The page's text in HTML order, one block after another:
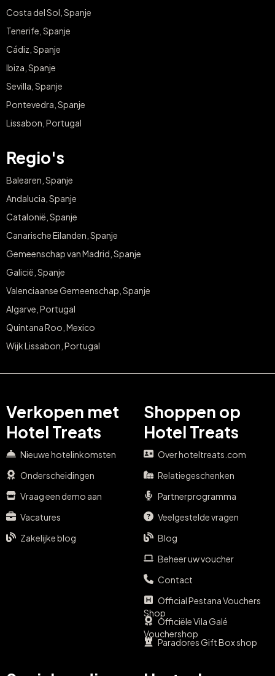
Costa del Sol, Spanje
Tenerife, Spanje
Cádiz, Spanje
Ibiza, Spanje
Sevilla, Spanje
Pontevedra, Spanje
Lissabon, Portugal
Regio's
Balearen, Spanje
Andalucia, Spanje
Catalonië, Spanje
Canarische Eilanden, Spanje
Gemeenschap van Madrid, Spanje
Galicië, Spanje
Valenciaanse Gemeenschap, Spanje
Algarve, Portugal
Quintana Roo, Mexico
Wijk Lissabon, Portugal
Verkopen met
Hotel Treats
Nieuwe hotelinkomsten
Onderscheidingen
Vraag een demo aan
Vacatures
Zakelijke blog
Shoppen op
Hotel Treats
Over hoteltreats.com
Relatiegeschenken
Partnerprogramma
Veelgestelde vragen
Blog
Beheer uw voucher
Contact
Official Pestana Vouchers
Shop
Officiële Vila Galé
Vouchershop
Paradores Gift Box shop